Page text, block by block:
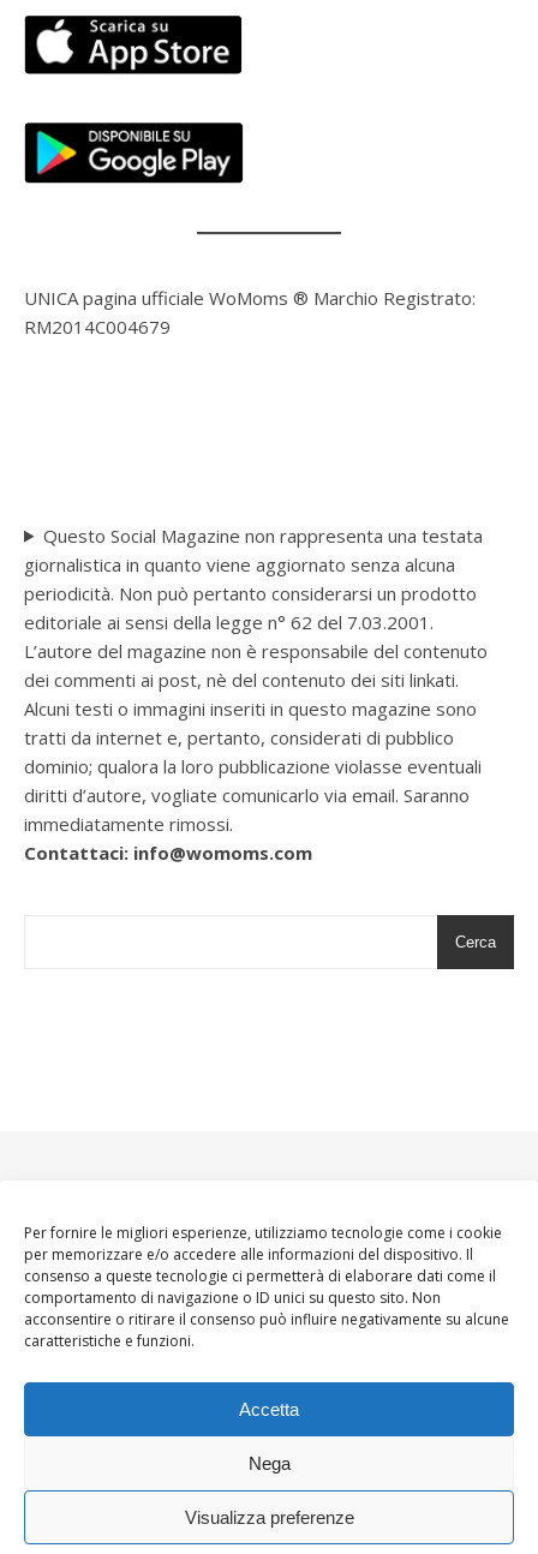
Per fornire le migliori esperienze, utilizziamo tecnologie come i cookie
per memorizzare e/o accedere alle informazioni del dispositivo. Il
consenso a queste tecnologie ci permetterà di elaborare dati come il
comportamento di navigazione o ID unici su questo sito. Non
acconsentire o ritirare il consenso può influire negativamente su alcune
caratteristiche e funzioni.
Accetta
Nega
Visualizza preferenze
UNICA pagina ufficiale WoMoms ® Marchio Registrato:
RM2014C004679
Questo Social Magazine non rappresenta una testata
giornalistica in quanto viene aggiornato senza alcuna
periodicità. Non può pertanto considerarsi un prodotto
editoriale ai sensi della legge n° 62 del 7.03.2001.
L’autore del magazine non è responsabile del contenuto
dei commenti ai post, nè del contenuto dei siti linkati.
Alcuni testi o immagini inseriti in questo magazine sono
tratti da internet e, pertanto, considerati di pubblico
dominio; qualora la loro pubblicazione violasse eventuali
diritti d’autore, vogliate comunicarlo via email. Saranno
immediatamente rimossi.
Contattaci: info@womoms.com
Cerca
About